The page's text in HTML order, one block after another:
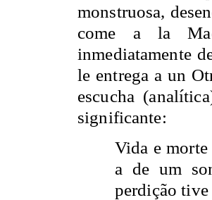
monstruosa,
come a la
inmediatamente
le entrega a un
escucha
significante:
Vida e
a de um
perdição tive